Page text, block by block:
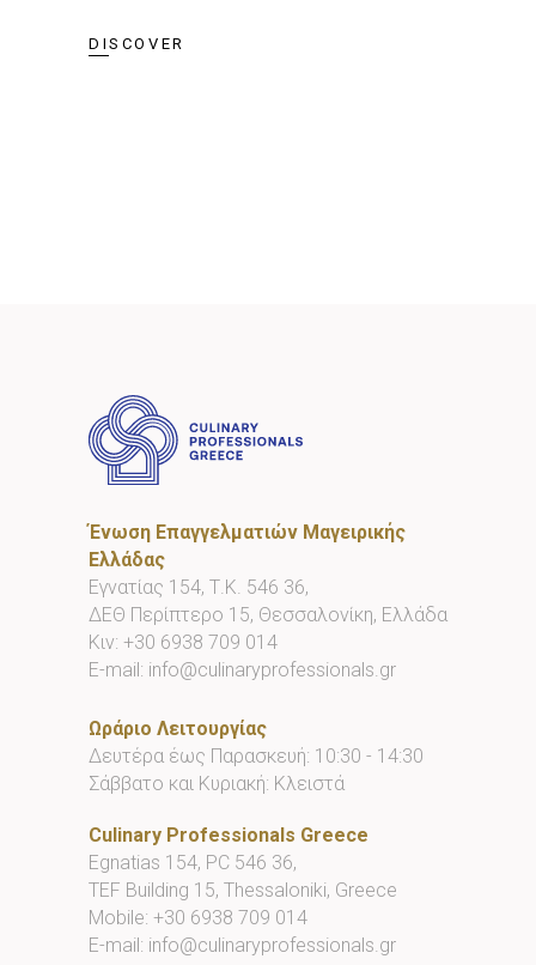
DISCOVER
Ένωση Επαγγελματιών Μαγειρικής
Ελλάδας
Εγνατίας 154, Τ.Κ. 546 36,
ΔΕΘ Περίπτερο 15, Θεσσαλονίκη, Ελλάδα
Κιν: +30 6938 709 014
E-mail: info@culinaryprofessionals.gr
Ωράριο Λειτουργίας
Δευτέρα έως Παρασκευή: 10:30 - 14:30
Σάββατο και Κυριακή: Κλειστά
Culinary Professionals Greece
Egnatias 154, PC 546 36,
TEF Building 15, Thessaloniki, Greece
Mobile: +30 6938 709 014
E-mail: info@culinaryprofessionals.gr